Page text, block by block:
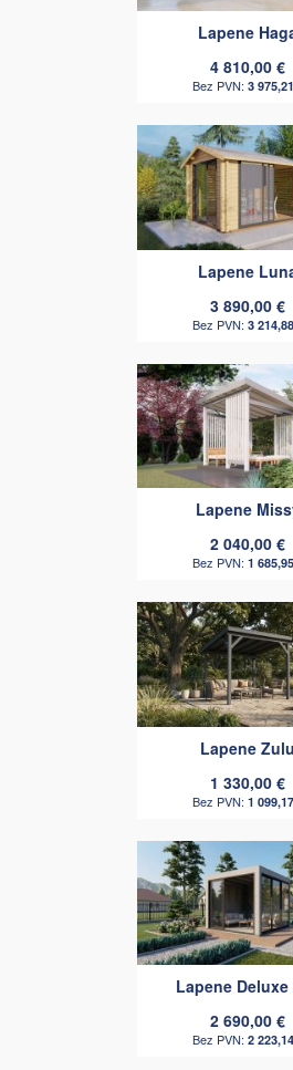
Lapene
4 810,00 €
3
Lapene
3 890,00 €
3
Lapene
2 040,00 €
1
Lapene Zulu
1 330,00 €
1
Lapene Deluxe
2 690,00 €
2